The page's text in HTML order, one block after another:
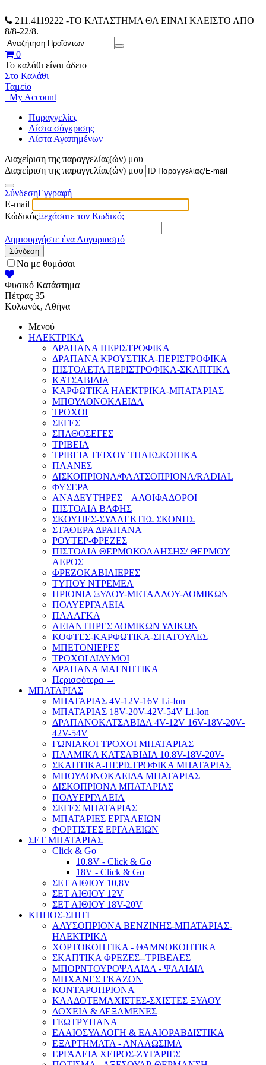
211.4119222 -ΤΟ ΚΑΤΑΣΤΗΜΑ ΘΑ ΕΙΝΑΙ ΚΛΕΙΣΤΟ ΑΠΟ
8/8-22/8.
0
Το καλάθι είναι άδειο
Στο Καλάθι
Ταμείο
My Account
Παραγγελίες
Λίστα σύγκρισης
Λίστα Αγαπημένων
Διαχείριση της παραγγελίας(ών) μου
Διαχείριση της παραγγελίας(ών) μου
ΣύνδεσηΕγγραφή
E-mail
ΚώδικόςΞεχάσατε τον Κωδικό;
Δημιουργήστε ένα Λογαριασμό
Σύνδεση
Να με θυμάσαι
Φυσικό Κατάστημα
Πέτρας 35
Κολωνός, Αθήνα
Μενού
ΗΛΕΚΤΡΙΚΑ
ΔΡΑΠΑΝΑ ΠΕΡΙΣΤΡΟΦΙΚΑ
ΔΡΑΠΑΝΑ ΚΡΟΥΣΤΙΚΑ-ΠΕΡΙΣΤΡΟΦΙΚΑ
ΠΙΣΤΟΛΕΤΑ ΠΕΡΙΣΤΡΟΦΙΚΑ-ΣΚΑΠΤΙΚΑ
ΚΑΤΣΑΒΙΔΙΑ
ΚΑΡΦΩΤΙΚΑ ΗΛΕΚΤΡΙΚΑ-ΜΠΑΤΑΡΙΑΣ
ΜΠΟΥΛΟΝΟΚΛΕΙΔΑ
ΤΡΟΧΟΙ
ΣΕΓΕΣ
ΣΠΑΘΟΣΕΓΕΣ
ΤΡΙΒΕΙΑ
ΤΡΙΒΕΙΑ ΤΕΙΧΟΥ ΤΗΛΕΣΚΟΠΙΚΑ
ΠΛΑΝΕΣ
ΔΙΣΚΟΠΡΙΟΝΑ/ΦΑΛΤΣΟΠΡΙΟΝΑ/RADIAL
ΦΥΣΕΡΑ
ΑΝΑΔΕΥΤΗΡΕΣ – ΑΛΟΙΦΑΔΟΡΟΙ
ΠΙΣΤΟΛΙΑ ΒΑΦΗΣ
ΣΚΟΥΠΕΣ-ΣΥΛΛΕΚΤΕΣ ΣΚΟΝΗΣ
ΣΤΑΘΕΡΑ ΔΡΑΠΑΝΑ
ΡΟΥΤΕΡ-ΦΡΕΖΕΣ
ΠΙΣΤΟΛΙΑ ΘΕΡΜΟΚΟΛΛΗΣΗΣ/ ΘΕΡΜΟΥ
ΑΕΡΟΣ
ΦΡΕΖΟΚΑΒΙΛΙΕΡΕΣ
ΤΥΠΟΥ ΝΤΡΕΜΕΛ
ΠΡΙΟΝΙΑ ΞΥΛΟΥ-ΜΕΤΑΛΛΟΥ-ΔΟΜΙΚΩΝ
ΠΟΛΥΕΡΓΑΛΕΙΑ
ΠΑΛΑΓΚΑ
ΛΕΙΑΝΤΗΡΕΣ ΔΟΜΙΚΩΝ ΥΛΙΚΩΝ
ΚΟΦΤΕΣ-ΚΑΡΦΩΤΙΚΑ-ΣΠΑΤΟΥΛΕΣ
ΜΠΕΤΟΝΙΕΡΕΣ
ΤΡΟΧΟΙ ΔΙΔΥΜΟΙ
ΔΡΑΠΑΝΑ ΜΑΓΝΗΤΙΚΑ
Περισσότερα →
ΜΠΑΤΑΡΙΑΣ
ΜΠΑΤΑΡΙΑΣ 4V-12V-16V Li-Ion
ΜΠΑΤΑΡΙΑΣ 18V-20V-42V-54V Li-Ion
ΔΡΑΠΑΝΟΚΑΤΣΑΒΙΔΑ 4V-12V 16V-18V-20V-
42V-54V
ΓΩΝΙΑΚΟΙ ΤΡΟΧΟΙ ΜΠΑΤΑΡΙΑΣ
ΠΑΛΜΙΚΑ ΚΑΤΣΑΒΙΔΙΑ 10.8V-18V-20V-
ΣΚΑΠΤΙΚΑ-ΠΕΡΙΣΤΡΟΦΙΚΑ ΜΠΑΤΑΡΙΑΣ
ΜΠΟΥΛΟΝΟΚΛΕΙΔΑ ΜΠΑΤΑΡΙΑΣ
ΔΙΣΚΟΠΡΙΟΝΑ ΜΠΑΤΑΡΙΑΣ
ΠΟΛΥΕΡΓΑΛΕΙΑ
ΣΕΓΕΣ ΜΠΑΤΑΡΙΑΣ
ΜΠΑΤΑΡΙΕΣ ΕΡΓΑΛΕΙΩΝ
ΦΟΡΤΙΣΤΕΣ ΕΡΓΑΛΕΙΩΝ
ΣΕΤ ΜΠΑΤΑΡΙΑΣ
Click & Go
10.8V - Click & Go
18V - Click & Go
ΣΕΤ ΛΙΘΙΟΥ 10,8V
ΣΕΤ ΛΙΘΙΟΥ 12V
ΣΕΤ ΛΙΘΙΟΥ 18V-20V
ΚΗΠΟΣ-ΣΠΙΤΙ
ΑΛΥΣΟΠΡΙΟΝΑ ΒΕΝΖΙΝΗΣ-ΜΠΑΤΑΡΙΑΣ-
ΗΛΕΚΤΡΙΚΑ
ΧΟΡΤΟΚΟΠΤΙΚΑ - ΘΑΜΝΟΚΟΠΤΙΚΑ
ΣΚΑΠΤΙΚΑ ΦΡΕΖΕΣ--ΤΡΙΒΕΛΕΣ
ΜΠΟΡΝΤΟΥΡΟΨΑΛΙΔΑ - ΨΑΛΙΔΙΑ
ΜΗΧΑΝΕΣ ΓΚΑΖΟΝ
ΚΟΝΤΑΡΟΠΡΙΟΝΑ
ΚΛΑΔΟΤΕΜΑΧΙΣΤΕΣ-ΣΧΙΣΤΕΣ ΞΥΛΟΥ
ΔΟΧΕΙΑ & ΔΕΞΑΜΕΝΕΣ
ΓΕΩΤΡΥΠΑΝΑ
ΕΛΑΙΟΣΥΛΛΟΓΗ & ΕΛΑΙΟΡΑΒΔΙΣΤΙΚΑ
ΕΞΑΡΤΗΜΑΤΑ - ΑΝΑΛΩΣΙΜΑ
ΕΡΓΑΛΕΙΑ ΧΕΙΡΟΣ-ΖΥΓΑΡΙΕΣ